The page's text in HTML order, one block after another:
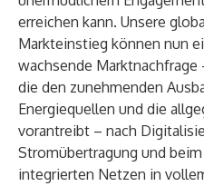
erreichen kann. Unsere
Markteinstieg können nun
wachsende Marktnachfrage
die den zunehmenden
Energiequellen und die
vorantreibt – nach
Stromübertragung und
integrierten Netzen in